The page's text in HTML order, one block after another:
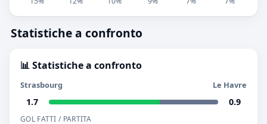
Statistiche a confronto
📊 Statistiche a confronto
Strasbourg Le Havre
1.7 0.9
GOL FATTI / PARTITA